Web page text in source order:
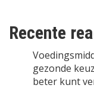
Recente
gezonde
beter kunt